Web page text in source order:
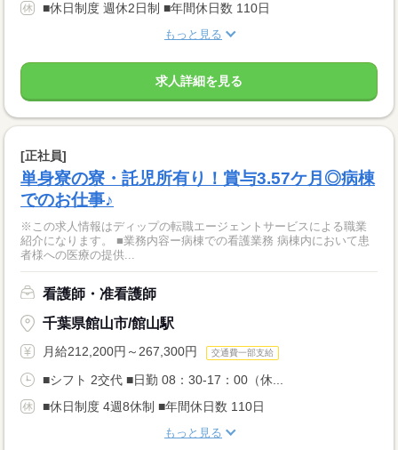
■休日制度 週休2日制 ■年間休日数 110日
もっと見る
求人詳細を見る
[正社員]
単身寮の寮・託児所有り！賞与3.57ケ月◎病棟
でのお仕事♪
※この求人情報はディップの転職エージェントサービスによる職業
紹介になります。 ■業務内容ー病棟での看護業務 病棟内において患
者様への医療の提供...
看護師・准看護師
千葉県館山市/館山駅
月給212,200円～267,300円 交通費一部支給
■シフト 2交代 ■日勤 08：30-17：00（休...
■休日制度 4週8休制 ■年間休日数 110日
もっと見る